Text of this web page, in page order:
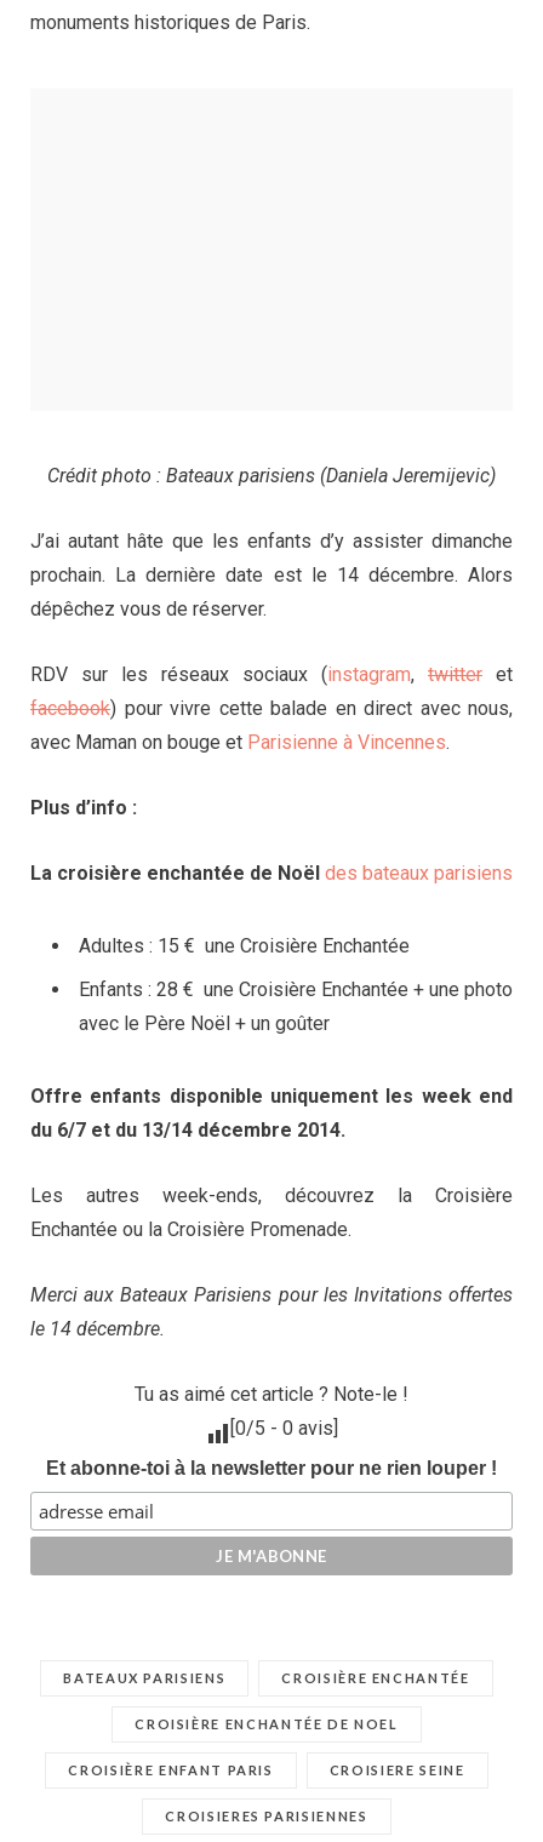
monuments historiques de Paris.
Crédit photo : Bateaux parisiens (Daniela Jeremijevic)
J’ai autant hâte que les enfants d’y assister dimanche
prochain. La dernière date est le 14 décembre. Alors
dépêchez vous de réserver.
RDV sur les réseaux sociaux (instagram, twitter et
facebook) pour vivre cette balade en direct avec nous,
avec Maman on bouge et Parisienne à Vincennes.
Plus d’info :
La croisière enchantée de Noël des bateaux parisiens
Adultes : 15 € une Croisière Enchantée
Enfants : 28 € une Croisière Enchantée + une photo
avec le Père Noël + un goûter
Offre enfants disponible uniquement les week end
du 6/7 et du 13/14 décembre 2014.
Les autres week-ends, découvrez la Croisière
Enchantée ou la Croisière Promenade.
Merci aux Bateaux Parisiens pour les Invitations offertes
le 14 décembre.
Tu as aimé cet article ? Note-le !
[0/5 - 0avis]
Et abonne-toi à la newsletter pour ne rien louper !
BATEAUX PARISIENS CROISIÈRE ENCHANTÉE
CROISIÈRE ENCHANTÉE DE NOEL
CROISIÈRE ENFANT PARIS CROISIERE SEINE
CROISIERES PARISIENNES